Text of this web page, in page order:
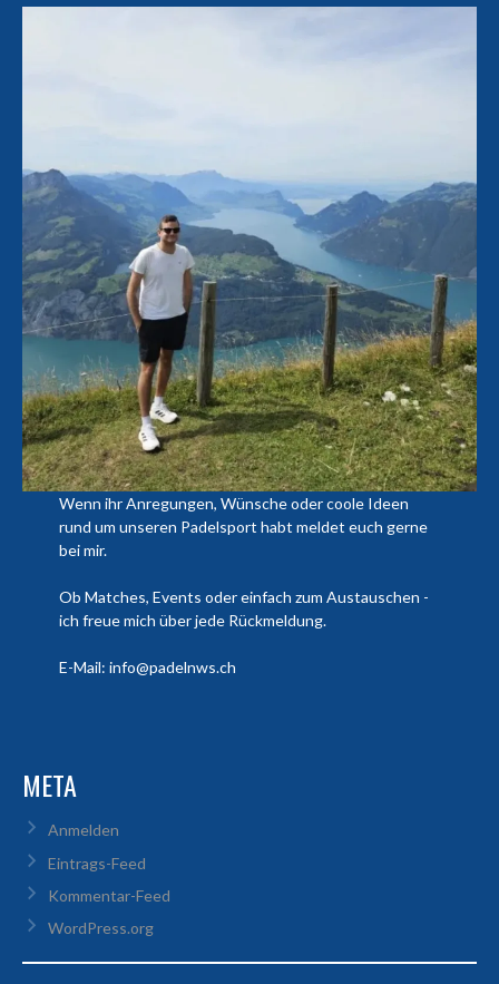
Wenn ihr Anregungen, Wünsche oder coole Ideen
rund um unseren Padelsport habt meldet euch gerne
bei mir.
Ob Matches, Events oder einfach zum Austauschen -
ich freue mich über jede Rückmeldung.
E-Mail: info@padelnws.ch
META
Anmelden
Eintrags-Feed
Kommentar-Feed
WordPress.org